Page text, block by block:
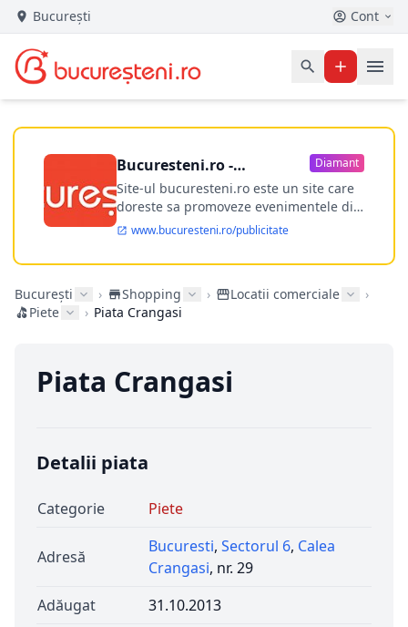
București Cont
Bucuresteni.ro -
publicitate online
Diamant
Site-ul bucuresteni.ro este un site care
doreste sa promoveze evenimentele din
Bucuresti si nu numai, sa puna la
dispozitia utilizatorului cea mai
performanta harta electronica a
ofere posibilitatea firmel...
www.bucuresteni.ro/publicitate
București › Shopping › Locatii comerciale
›
Piete
› Piata Crangasi
Piata Crangasi
Detalii piata
Categorie Piete
Adresă
Bucuresti, Sectorul 6, Calea
Crangasi, nr. 29
Adăugat
31.10.2013